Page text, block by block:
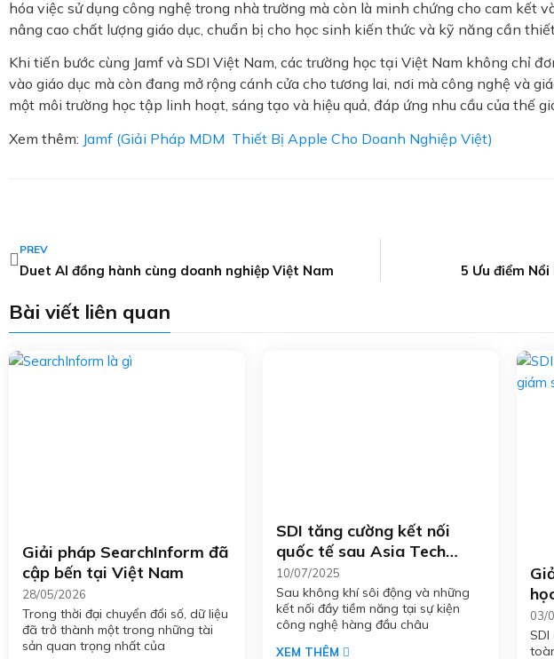
hóa việc sử dụng công nghệ trong nhà trường mà còn là minh chứng cho cam kết
nâng cao chất lượng giáo dục, chuẩn bị cho học sinh kiến thức và kỹ năng cần
Khi tiến bước cùng Jamf và SDI Việt Nam, các trường học tại Việt Nam không chỉ
vào giáo dục mà còn đang mở rộng cánh cửa cho tương lai, nơi mà công nghệ và
một môi trường học tập linh hoạt, sáng tạo và hiệu quả, đáp ứng nhu cầu của thế
Xem thêm: Jamf (Giải Pháp MDM Thiết Bị Apple Cho Doanh Nghiệp Việt)
Prev
PREV
Duet AI đồng hành cùng doanh nghiệp Việt Nam 5 Ưu điểm
Bài viết liên quan
Giải pháp SearchInform đã
cập bến tại Việt Nam
28/05/2026
Trong thời đại chuyển đổi số, dữ liệu
đã trở thành một trong những tài
sản quan trọng nhất của
SDI tăng cường kết nối
quốc tế sau Asia Tech
Singapore 2025
10/07/2025
Sau không khí sôi động và những
kết nối đầy tiềm năng tại sự kiện
công nghệ hàng đầu châu
XEM THÊM
03/